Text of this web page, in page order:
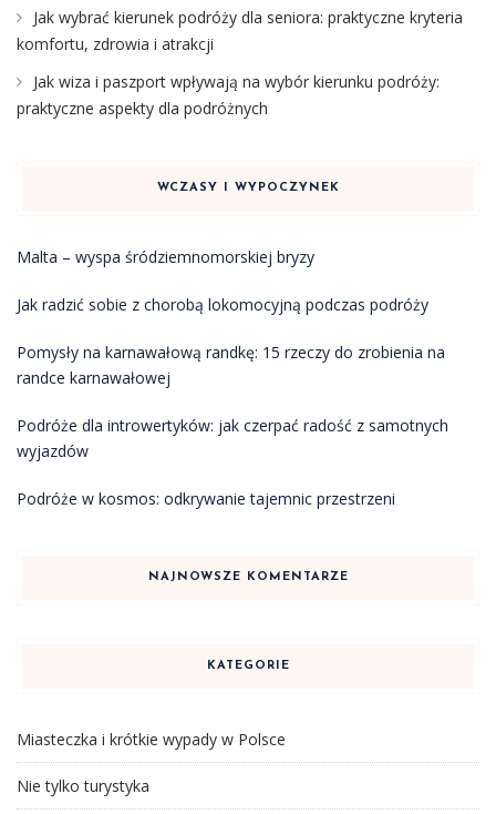
Jak wybrać kierunek podróży dla seniora: praktyczne kryteria
komfortu, zdrowia i atrakcji
Jak wiza i paszport wpływają na wybór kierunku podróży:
praktyczne aspekty dla podróżnych
WCZASY I WYPOCZYNEK
Malta – wyspa śródziemnomorskiej bryzy
Jak radzić sobie z chorobą lokomocyjną podczas podróży
Pomysły na karnawałową randkę: 15 rzeczy do zrobienia na
randce karnawałowej
Podróże dla introwertyków: jak czerpać radość z samotnych
wyjazdów
Podróże w kosmos: odkrywanie tajemnic przestrzeni
NAJNOWSZE KOMENTARZE
KATEGORIE
Miasteczka i krótkie wypady w Polsce
Nie tylko turystyka